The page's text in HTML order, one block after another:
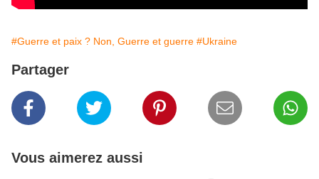
#Guerre et paix ? Non, Guerre et guerre #Ukraine
Partager
Vous aimerez aussi